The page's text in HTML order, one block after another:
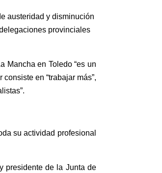
austeridad y disminución
provinciales
Mancha en Toledo “es un
en “trabajar más”,
su actividad profesional
presidente de la Junta de